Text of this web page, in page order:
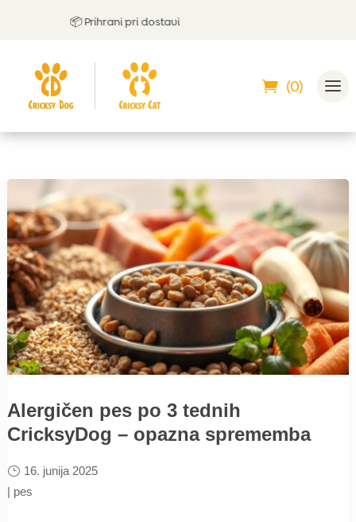
📦 Prihrani pri dostavi
(0)
Alergičen pes po 3 tednih
CricksyDog – opazna sprememba
16. junija 2025
| pes